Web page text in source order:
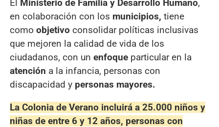
El Ministerio de Familia y Desarrollo Humano,
en colaboración con los municipios, tiene
como objetivo consolidar políticas inclusivas
que mejoren la calidad de vida de los
ciudadanos, con un enfoque particular en la
atención a la infancia, personas con
discapacidad y personas mayores.
La Colonia de Verano incluirá a 25.000 niños y
niñas de entre 6 y 12 años, personas con